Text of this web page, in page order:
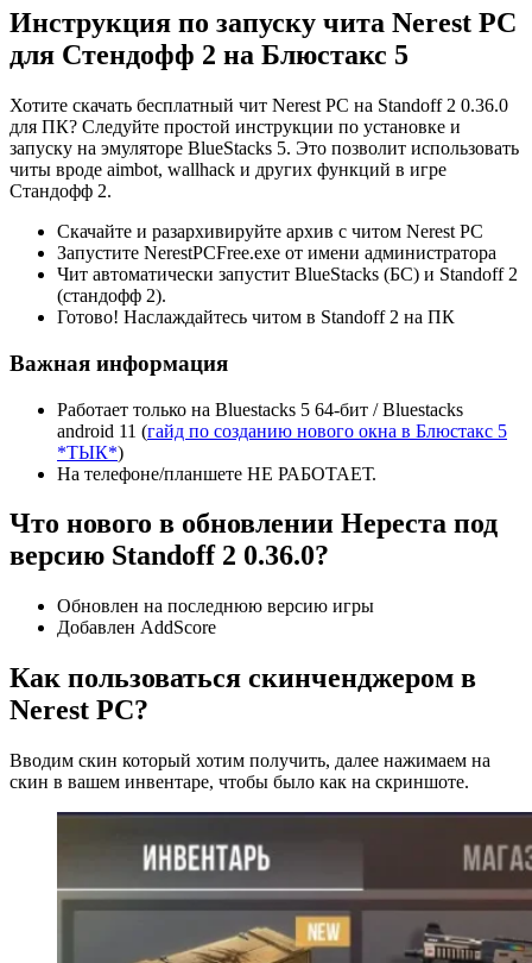
Инструкция по запуску чита Nerest PC
для Стендофф 2 на Блюстакс 5
Хотите скачать бесплатный чит Nerest PC на Standoff 2 0.36.0
для ПК? Следуйте простой инструкции по установке и
запуску на эмуляторе BlueStacks 5. Это позволит использовать
читы вроде aimbot, wallhack и других функций в игре
Стандофф 2.
Скачайте и разархивируйте архив с читом Nerest PC
Запустите NerestPCFree.exe от имени администратора
Чит автоматически запустит BlueStacks (БС) и Standoff 2
(стандофф 2).
Готово! Наслаждайтесь читом в Standoff 2 на ПК
Важная информация
Работает только на Вluestacks 5 64-бит / Вluestacks
android 11 (гайд по созданию нового окна в Блюстакс 5
*ТЫК*)
На телефоне/планшете НЕ РАБОТАЕТ.
Что нового в обновлении Нереста под
версию Standoff 2 0.36.0?
Обновлен на последнюю версию игры
Добавлен AddScore
Как пользоваться скинченджером в
Nerest PC?
Вводим скин который хотим получить, далее нажимаем на
скин в вашем инвентаре, чтобы было как на скриншоте.